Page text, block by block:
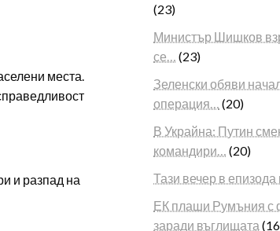
места.
и разпад на
(23)
Министър Шишков
се…
(23)
Зеленски обяви
операция…
(20)
В Украйна: Путин
командири…
(20)
Тази вечер в епизода
ЕК плаши Румъния с
заради въглищата